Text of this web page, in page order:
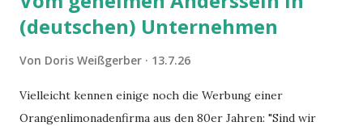
(deutschen) Unternehmen
Von Doris Weißgerber 13.7.26
Vielleicht kennen einige noch die Werbung einer
Orangenlimonadenfirma aus den 80er Jahren: "Sind wir